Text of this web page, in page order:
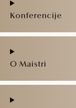
Konferencije
O Maistri